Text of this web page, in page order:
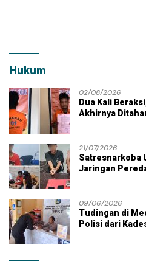
Hukum
02/08/2026
Dua Kali
Akhirnya
21/07/2026
Satresnarkoba
Jaringan
09/06/2026
Tudingan di
Polisi dari